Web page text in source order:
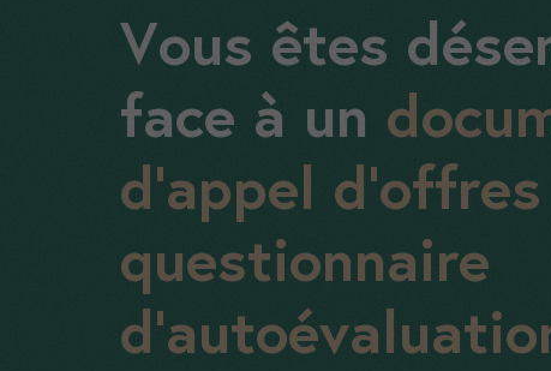
Vous êtes
face à un
d’appel
questionnaire